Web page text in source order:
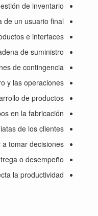
de inventario.
un usuario final.
e interfaces.
de suministro.
de contingencia.
y las operaciones.
de productos.
en la fabricación.
de los clientes.
tomar decisiones.
o desempeño.
la productividad.